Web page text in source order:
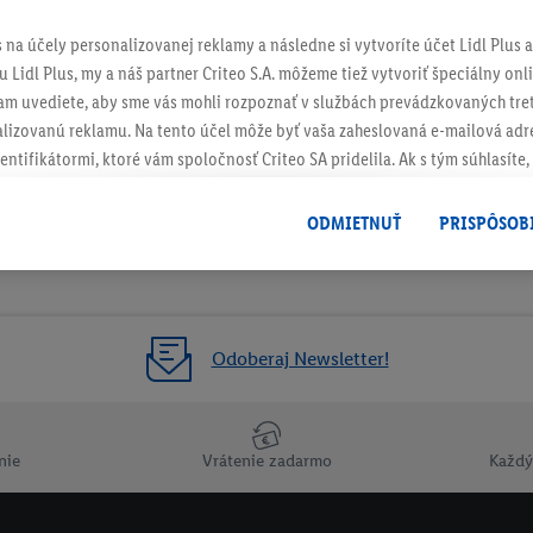
Odoberaj Newsletter!
Vrátenie zadarmo
účely personalizovanej reklamy a následne si vytvoríte účet Lidl Plus
Lidl Plus, my a náš partner Criteo S.A. môžeme tiež vytvoriť špeciálny
uvediete, aby sme vás mohli rozpoznať v službách prevádzkovaných
reklamu. Na tento účel môže byť vaša zaheslovaná e-mailová
ktoré vám spoločnosť Criteo SA pridelila. Ak s tým súhlasíte,
nie jeho zakúpením), sa môžu zobrazovať aj na rôznych zariadeniach a
priradiť niekoľko koncových zariadení alebo používanie viacerých
e-mailovej adresy a prípadne ďalších identifikátorov/
" môžete povoliť iba používanie potrebných technológií.
práve kedykoľvek odvolať súhlas s účinnosťou do budúcnosti
.
ODMIETNUŤ